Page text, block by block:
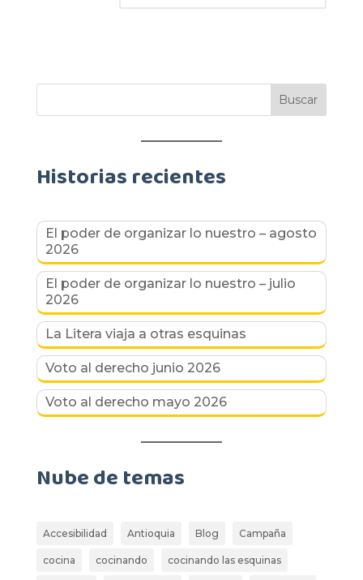
Historias recientes
El poder de organizar lo nuestro – agosto
2026
El poder de organizar lo nuestro – julio
2026
La Litera viaja a otras esquinas
Voto al derecho junio 2026
Voto al derecho mayo 2026
Nube de temas
Accesibilidad Antioquia Blog Campaña
cocina cocinando cocinando las esquinas